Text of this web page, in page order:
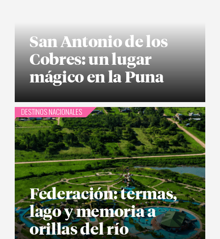
San Antonio de los
Cobres: un lugar
mágico en la Puna
DESTINOS NACIONALES
Federación: termas,
lago y memoria a
orillas del río